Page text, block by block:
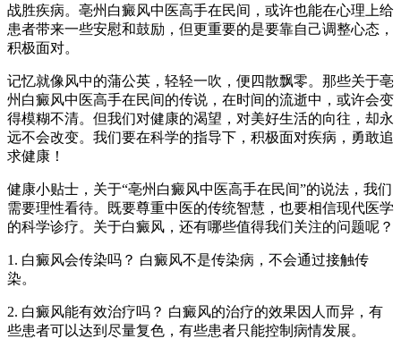
战胜疾病。亳州白癜风中医高手在民间，或许也能在心理上给
患者带来一些安慰和鼓励，但更重要的是要靠自己调整心态，
积极面对。
记忆就像风中的蒲公英，轻轻一吹，便四散飘零。那些关于亳
州白癜风中医高手在民间的传说，在时间的流逝中，或许会变
得模糊不清。但我们对健康的渴望，对美好生活的向往，却永
远不会改变。我们要在科学的指导下，积极面对疾病，勇敢追
求健康！
健康小贴士，关于“亳州白癜风中医高手在民间”的说法，我们
需要理性看待。既要尊重中医的传统智慧，也要相信现代医学
的科学诊疗。关于白癜风，还有哪些值得我们关注的问题呢？
1. 白癜风会传染吗？ 白癜风不是传染病，不会通过接触传
染。
2. 白癜风能有效治疗吗？ 白癜风的治疗的效果因人而异，有
些患者可以达到尽量复色，有些患者只能控制病情发展。